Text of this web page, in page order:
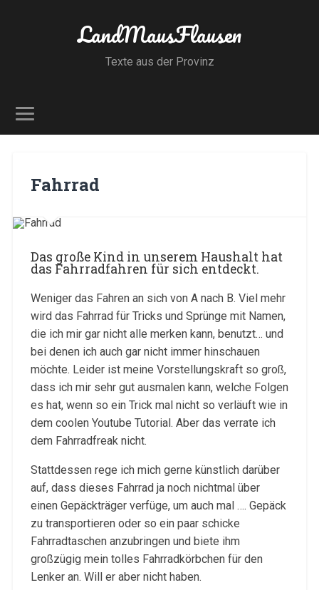
LandMausFlausen
Texte aus der Provinz
Fahrrad
Das große Kind in unserem Haushalt hat
das Fahrradfahren für sich entdeckt.
Weniger das Fahren an sich von A nach B. Viel mehr
wird das Fahrrad für Tricks und Sprünge mit Namen,
die ich mir gar nicht alle merken kann, benutzt… und
bei denen ich auch gar nicht immer hinschauen
möchte. Leider ist meine Vorstellungskraft so groß,
dass ich mir sehr gut ausmalen kann, welche Folgen
es hat, wenn so ein Trick mal nicht so verläuft wie in
dem coolen Youtube Tutorial. Aber das verrate ich
dem Fahrradfreak nicht.
Stattdessen rege ich mich gerne künstlich darüber
auf, dass dieses Fahrrad ja noch nichtmal über
einen Gepäckträger verfüge, um auch mal …. Gepäck
zu transportieren oder so ein paar schicke
Fahrradtaschen anzubringen und biete ihm
großzügig mein tolles Fahrradkörbchen für den
Lenker an. Will er aber nicht haben.